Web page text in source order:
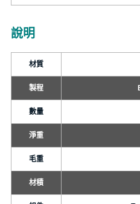
說明
材質
製程
數量
淨重
毛重
材積